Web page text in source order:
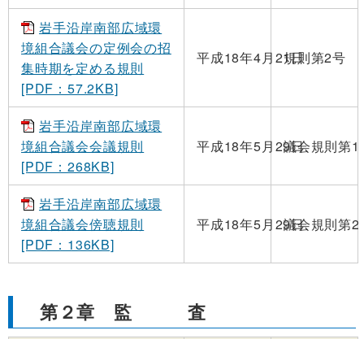
岩手沿岸南部広域環
境組合議会の定例会の招
集時期を定める規則
[PDF：57.2KB]
平成18年4月21日規則第2号
岩手沿岸南部広域環
境組合議会会議規則
[PDF：268KB]
平成18年5月29日議会規則第1
岩手沿岸南部広域環
境組合議会傍聴規則
[PDF：136KB]
平成18年5月29日議会規則第2
第２章 監 査